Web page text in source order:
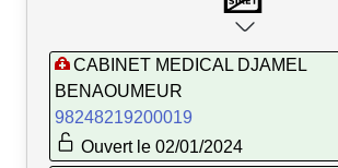
CABINET MEDICAL DJAMEL
BENAOUMEUR
98248219200019
Ouvert le 02/01/2024